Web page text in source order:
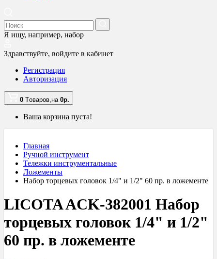
Я ищу, например, набор
Здравствуйте, войдите в кабинет
Регистрация
Авторизация
0 Tоваров,на 0р.
Ваша корзина пуста!
Главная
Ручной инструмент
Тележки инструментальные
Ложементы
Набор торцевых головок 1/4" и 1/2" 60 пр. в ложементе
LICOTA ACK-382001 Набор
торцевых головок 1/4" и 1/2"
60 пр. в ложементе